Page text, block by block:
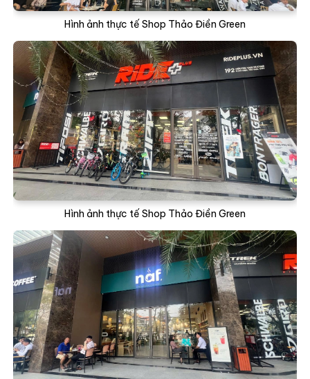
Hình ảnh thực tế Shop Thảo Điền Green
Hình ảnh thực tế Shop Thảo Điền Green